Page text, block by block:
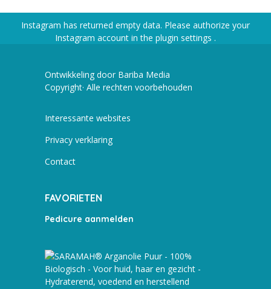
Instagram has returned empty data. Please authorize your
Instagram account in the plugin settings .
Ontwikkeling door Bariba Media
Copyright· Alle rechten voorbehouden
Interessante websites
Privacy verklaring
Contact
FAVORIETEN
Pedicure aanmelden